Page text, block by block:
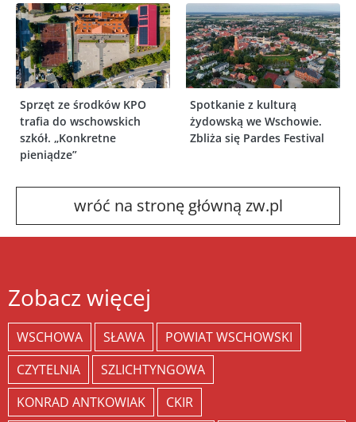
Sprzęt ze środków KPO
trafia do wschowskich
szkół. „Konkretne
pieniądze”
Spotkanie z kulturą
żydowską we Wschowie.
Zbliża się Pardes Festival
wróć na stronę główną zw.pl
Zobacz więcej
WSCHOWA SŁAWA
POWIAT WSCHOWSKI
CZYTELNIA
SZLICHTYNGOWA
KONRAD ANTKOWIAK
CKIR